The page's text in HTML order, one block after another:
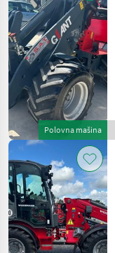
Polovna mašina